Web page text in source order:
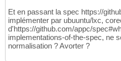
Et en passant la spec https://
implémenter par ubuuntu/lxc,
d'https://github.com/appc/
implementations-of-the-spec, ne
normalisation ? Avorter ?